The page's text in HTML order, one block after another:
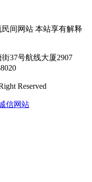
间网站 本站享有解释
37号航线大厦2907
Reserved
信网站